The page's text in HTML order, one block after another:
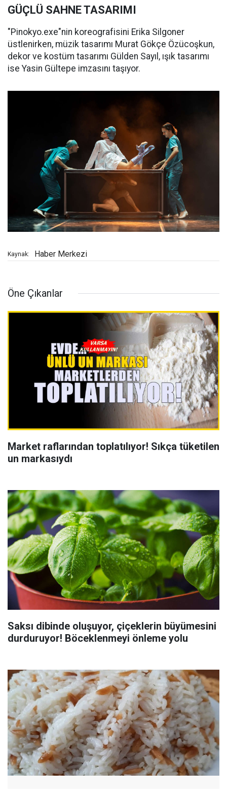
GÜÇLÜ SAHNE TASARIMI
"Pinokyo.exe"nin koreografisini Erika Silgoner
üstlenirken, müzik tasarımı Murat Gökçe Özücoşkun,
dekor ve kostüm tasarımı Gülden Sayıl, ışık tasarımı
ise Yasin Gültepe imzasını taşıyor.
Kaynak: Haber Merkezi
Öne Çıkanlar
Market raflarından toplatılıyor! Sıkça tüketilen
un markasıydı
Saksı dibinde oluşuyor, çiçeklerin büyümesini
durduruyor! Böceklenmeyi önleme yolu